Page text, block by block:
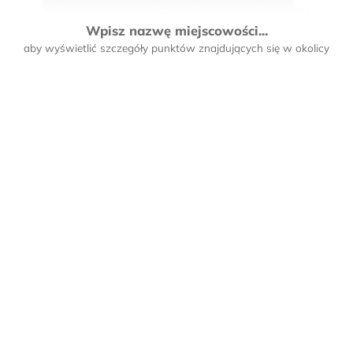
Wpisz nazwę miejscowości...
aby wyświetlić szczegóły punktów znajdujących się w okolicy